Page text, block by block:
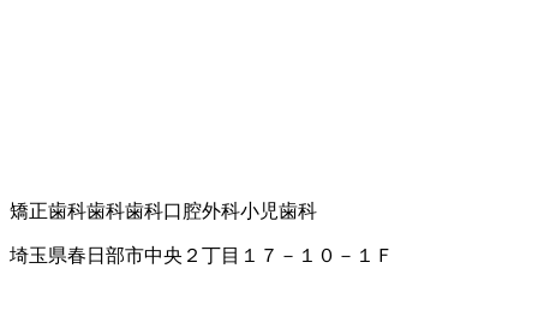
矯正歯科歯科歯科口腔外科小児歯科
埼玉県春日部市中央２丁目１７－１０－１Ｆ